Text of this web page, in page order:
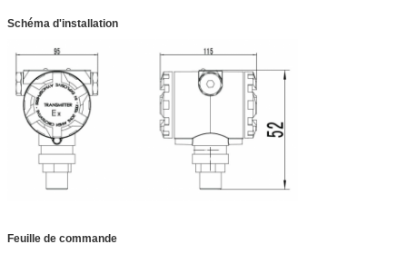
Schéma d'installation
Feuille de commande